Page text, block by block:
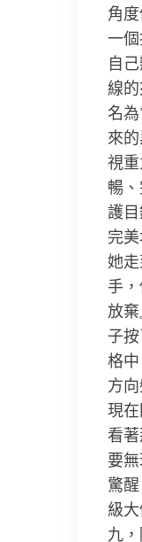
角
一
自
線
名
來
視
暢
護
完
她
手
放
子
格
方
現
看
要
驚
級
九